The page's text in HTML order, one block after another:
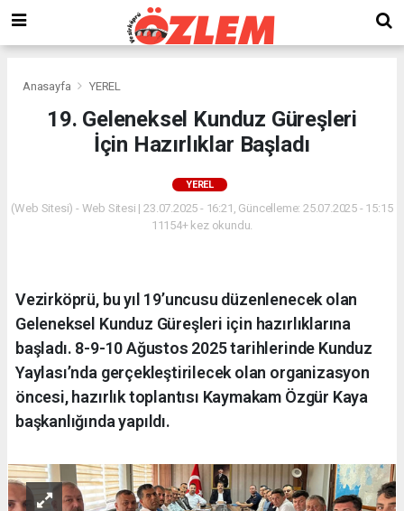
Anasayfa YEREL
19. Geleneksel Kunduz Güreşleri
İçin Hazırlıklar Başladı
YEREL
(Web Sitesi) - Web Sitesi | 23.07.2025 - 16:21, Güncelleme: 25.07.2025 - 15:15
11154+ kez okundu.
Vezirköprü, bu yıl 19’uncusu düzenlenecek olan
Geleneksel Kunduz Güreşleri için hazırlıklarına
başladı. 8-9-10 Ağustos 2025 tarihlerinde Kunduz
Yaylası’nda gerçekleştirilecek olan organizasyon
öncesi, hazırlık toplantısı Kaymakam Özgür Kaya
başkanlığında yapıldı.